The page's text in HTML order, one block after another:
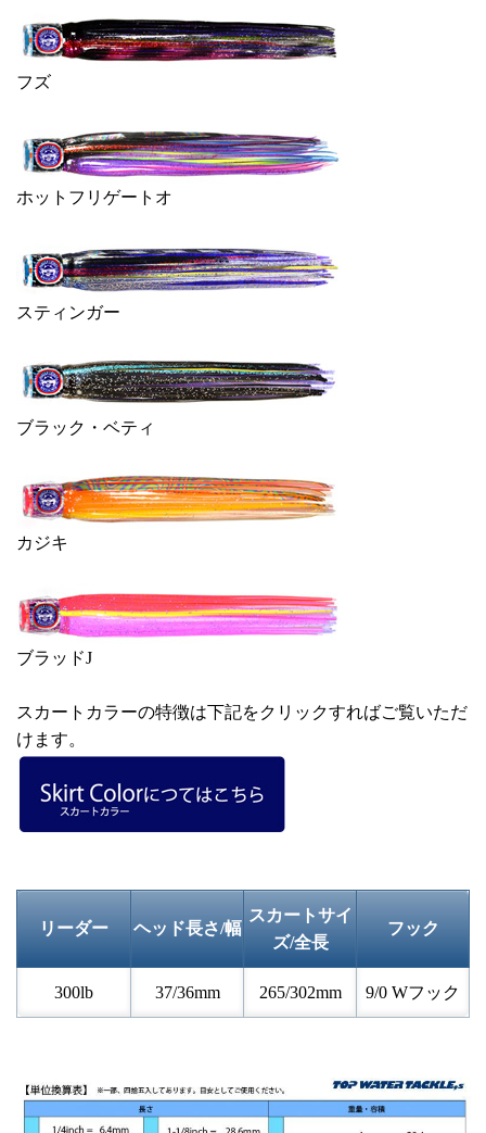
フズ
ホットフリゲートオ
スティンガー
ブラック・ベティ
カジキ
ブラッドJ
スカートカラーの特徴は下記をクリックすればご覧いただ
けます。
リーダー ヘッド長さ/幅
スカートサイ
ズ/全長
フック
300lb 37/36mm 265/302mm 9/0 Wフック